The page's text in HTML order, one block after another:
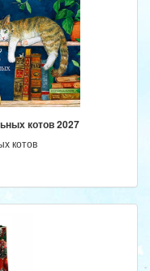
котов 2027
котов